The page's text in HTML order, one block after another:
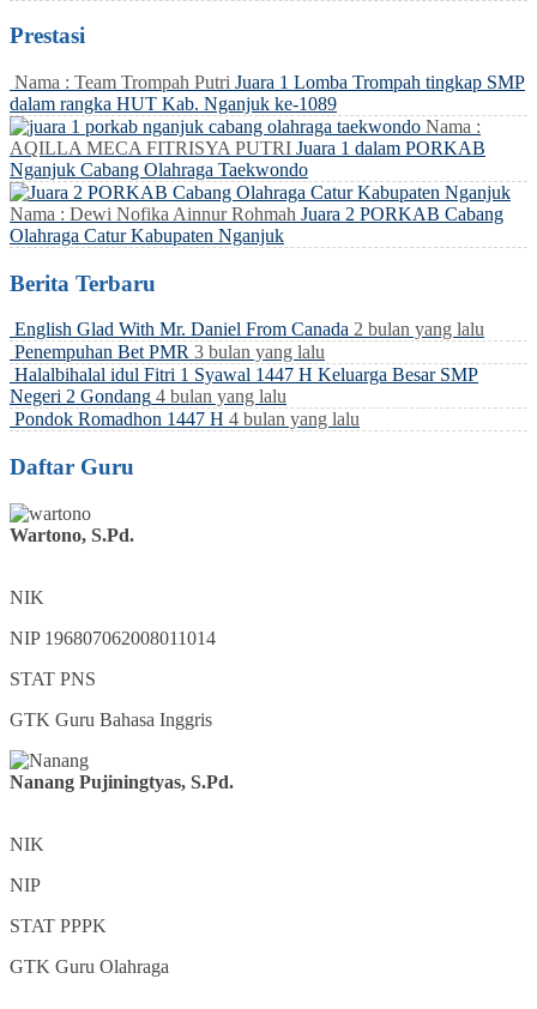
Prestasi
Nama : Team Trompah Putri Juara 1 Lomba Trompah tingkap SMP
dalam rangka HUT Kab. Nganjuk ke-1089
Nama :
AQILLA MECA FITRISYA PUTRI Juara 1 dalam PORKAB
Nganjuk Cabang Olahraga Taekwondo
Nama : Dewi Nofika Ainnur Rohmah Juara 2 PORKAB Cabang
Olahraga Catur Kabupaten Nganjuk
Berita Terbaru
English Glad With Mr. Daniel From Canada 2 bulan yang lalu
Penempuhan Bet PMR 3 bulan yang lalu
Halalbihalal idul Fitri 1 Syawal 1447 H Keluarga Besar SMP
Negeri 2 Gondang 4 bulan yang lalu
Pondok Romadhon 1447 H 4 bulan yang lalu
Daftar Guru
Wartono, S.Pd.
NIK
NIP 196807062008011014
STAT PNS
GTK Guru Bahasa Inggris
Nanang Pujiningtyas, S.Pd.
NIK
NIP
STAT PPPK
GTK Guru Olahraga